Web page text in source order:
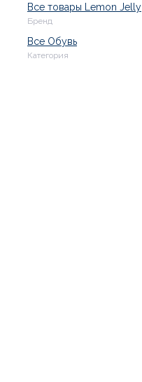
Все товары Lemon Jelly
Бренд
Все Обувь
Категория